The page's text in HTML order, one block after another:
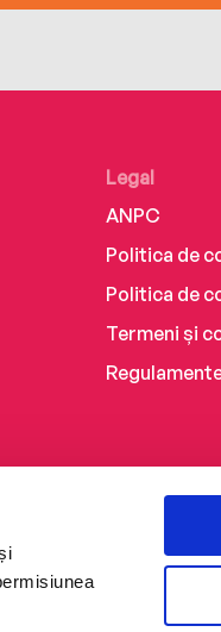
Legal
ANPC
Politica de
Politica de
Termeni și